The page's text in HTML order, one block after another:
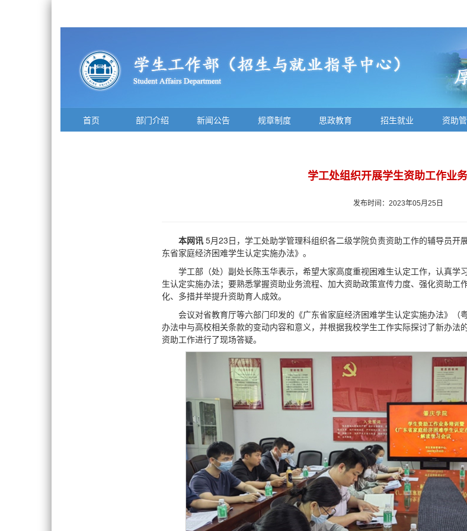
首页 部门介绍 新闻公告 规章制度 思政教育 招生就业 资助
学工处组织开展学生资助工作业
发布时间：2023年05月25日
本网讯 5月23日，学工处助学管理科组织各二级学院负责资助工作的辅导员开
东省家庭经济困难学生认定实施办法》。
学工部（处）副处长陈玉华表示，希望大家高度重视困难生认定工作，认真学
生认定实施办法；要熟悉掌握资助业务流程、加大资助政策宣传力度、强化资助工
化、多措并举提升资助育人成效。
会议对省教育厅等六部门印发的《广东省家庭经济困难学生认定实施办法》（
办法中与高校相关条款的变动内容和意义，并根据我校学生工作实际探讨了新办法
资助工作进行了现场答疑。